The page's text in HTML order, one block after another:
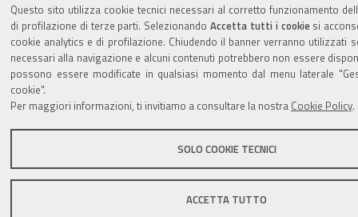
Questo sito utilizza cookie tecnici necessari al corretto funzionamento
di profilazione di terze parti. SelezionandoAccetta tutti i cookiesi
cookie analytics e di profilazione. Chiudendo il banner verranno utilizzati
necessari alla navigazione e alcuni contenuti potrebbero non essere
possono essere modificate in qualsiasi momento dal menu laterale
cookie".
Per maggiori informazioni, ti invitiamo a consultare la nostra Cookie Policy.
SOLO COOKIE TECNICI
ACCETTA TUTTO